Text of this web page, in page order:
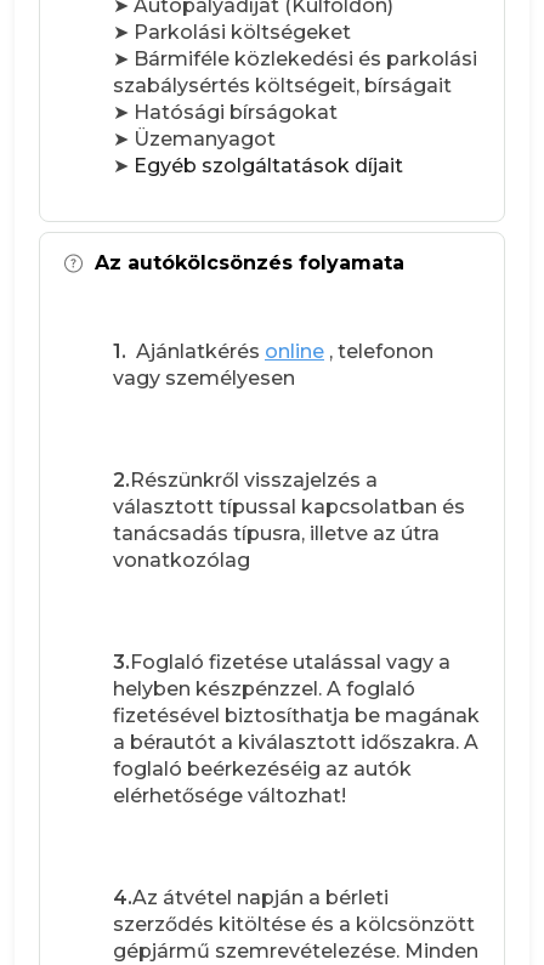
➤ Autópályadíjat (Külföldön)
➤ Parkolási költségeket
➤ Bármiféle közlekedési és parkolási
szabálysértés költségeit, bírságait
➤ Hatósági bírságokat
➤ Üzemanyagot
➤ Egyéb szolgáltatások díjait
Az autókölcsönzés folyamata
1. Ajánlatkérés online , telefonon
vagy személyesen
2. Részünkről visszajelzés a
választott típussal kapcsolatban és
tanácsadás típusra, illetve az útra
vonatkozólag
3. Foglaló fizetése utalással vagy a
helyben készpénzzel. A foglaló
fizetésével biztosíthatja be magának
a bérautót a kiválasztott időszakra. A
foglaló beérkezéséig az autók
elérhetősége változhat!
4.Az átvétel napján a bérleti
szerződés kitöltése és a kölcsönzött
gépjármű szemrevételezése. Minden